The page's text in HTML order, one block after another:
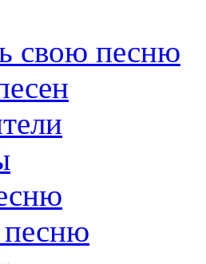
свою песню
песню